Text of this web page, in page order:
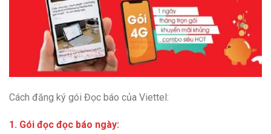
Cách đăng ký gói Đọc báo của Viettel:
1. Gói đọc đọc báo ngày: